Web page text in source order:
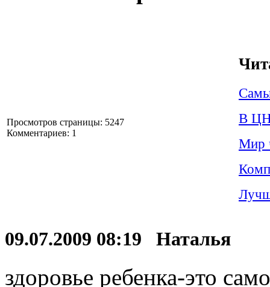
Просмотров страницы: 5247
Комментариев: 1
В
Мир
09.07.2009 08:19 Наталья
здоровье ребенка-это